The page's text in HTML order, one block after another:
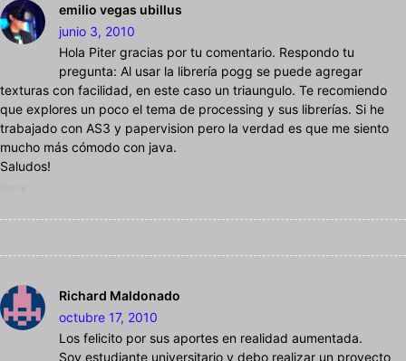
emilio vegas ubillus
junio 3, 2010
Hola Piter gracias por tu comentario. Respondo tu
pregunta: Al usar la librería pogg se puede agregar
texturas con facilidad, en este caso un triaungulo. Te recomiendo
que explores un poco el tema de processing y sus librerías. Si he
trabajado con AS3 y papervision pero la verdad es que me siento
mucho más cómodo con java.
Saludos!
Richard Maldonado
octubre 17, 2010
Los felicito por sus aportes en realidad aumentada.
Soy estudiante universitario y debo realizar un proyecto